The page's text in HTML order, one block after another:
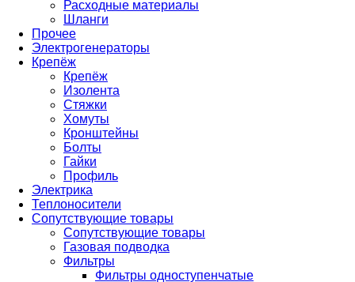
Расходные материалы
Шланги
Прочее
Электрогенераторы
Крепёж
Крепёж
Изолента
Стяжки
Хомуты
Кронштейны
Болты
Гайки
Профиль
Электрика
Теплоносители
Сопутствующие товары
Сопутствующие товары
Газовая подводка
Фильтры
Фильтры одноступенчатые